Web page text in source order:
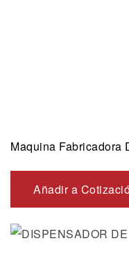
Maquina Fabricadora
Añadir a